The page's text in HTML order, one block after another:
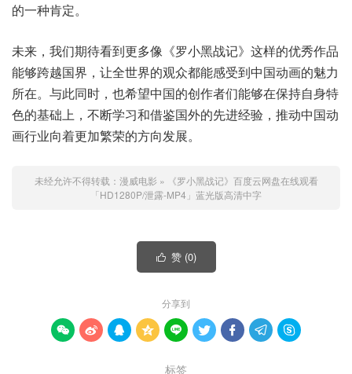
的一种肯定。
未来，我们期待看到更多像《罗小黑战记》这样的优秀作品
能够跨越国界，让全世界的观众都能感受到中国动画的魅力
所在。与此同时，也希望中国的创作者们能够在保持自身特
色的基础上，不断学习和借鉴国外的先进经验，推动中国动
画行业向着更加繁荣的方向发展。
未经允许不得转载： 漫威电影 »
《罗小黑战记》百度云网盘在线观看
「HD1280P/泄露-MP4」蓝光版高清中字
 赞 (0)
分享到
        
标签